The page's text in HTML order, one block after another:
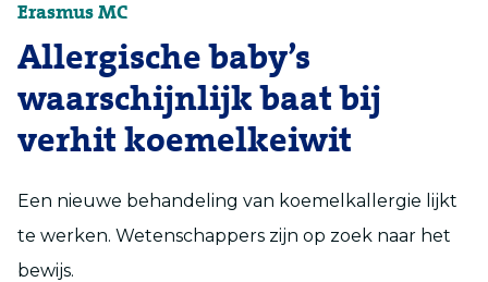
Erasmus MC
Allergische baby’s
waarschijnlijk baat bij
verhit koemelkeiwit
Een nieuwe behandeling van koemelkallergie lijkt
te werken. Wetenschappers zijn op zoek naar het
bewijs.